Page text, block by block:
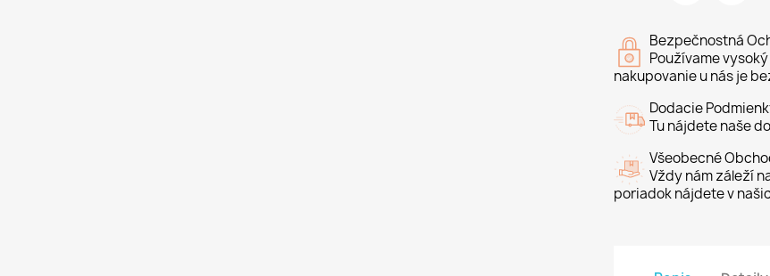
Bezpečnostná
Používame
nakupovanie u nás je
Dodacie
Tu nájdete naše
Všeobecné
Vždy nám záleží
poriadok nájdete v